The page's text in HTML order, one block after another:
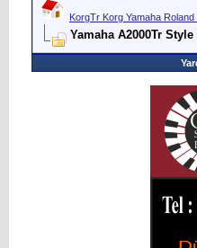
KorgTr Korg Yamaha
Yamaha A2000Tr Style